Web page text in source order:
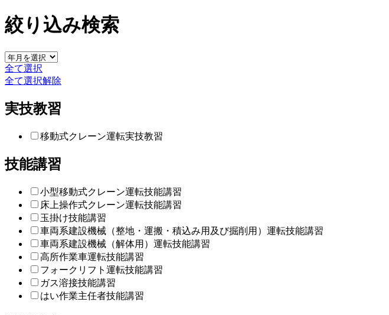
絞り込み検索
全て選択
全て選択解除
実技教習
移動式クレーン運転実技教習
技能講習
小型移動式クレーン運転技能講習
床上操作式クレーン運転技能講習
玉掛け技能講習
車両系建設機械（整地・運搬・積込み用及び掘削用）運転技能講習
車両系建設機械（解体用）運転技能講習
高所作業車運転技能講習
フォークリフト運転技能講習
ガス溶接技能講習
はい作業主任者技能講習